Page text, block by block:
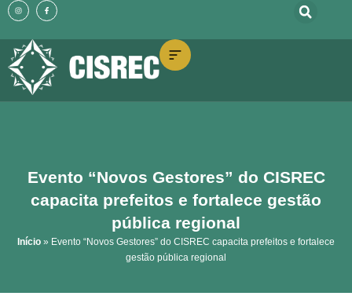
conteúdo
conteúdo
I
n
s
t
g
a
m
F
a
c
e
o
k
-
f
Evento “Novos Gestores” do CISREC
capacita prefeitos e fortalece gestão
pública regional
Início » Evento “Novos Gestores” do CISREC capacita prefeitos e fortalece
gestão pública regional